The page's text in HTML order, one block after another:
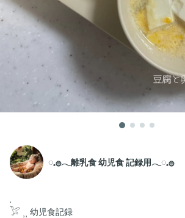
◌𓈒𓐍𓂃離乳食 幼児食 記録用𓂃◌𓈒𓐍
.
𓅯 ⸒⸒ 幼児食記録